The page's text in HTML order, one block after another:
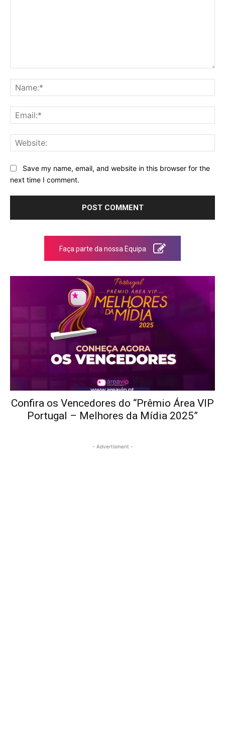
Save my name, email, and website in this browser for the
next time I comment.
Faça parte da nossa Equipa
Confira os Vencedores do “Prêmio Área VIP
Portugal – Melhores da Mídia 2025”
- Advertisment -